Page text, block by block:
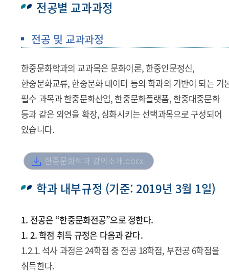
전공별 교과과정
전공 및 교과과정
한중문화학과의 교과목은 문화이론, 한중인문정신,
한중문화교류, 한중문화 데이터 등의 학과의 기반이 되는 기
필수 과목과 한중문화산업, 한중문화플랫폼, 한중대중문화
등과 같은 외연을 확장, 심화시키는 선택과목으로 구성되어
있습니다.
한중문화학과 강의소개.docx
학과 내부규정 (기준: 2019년 3월 1일)
1. 전공은 “한중문화전공”으로 정한다.
1. 2. 학점 취득 규정은 다음과 같다.
1.2.1. 석사 과정은 24학점 중 전공 18학점, 부전공 6학점을
취득한다.